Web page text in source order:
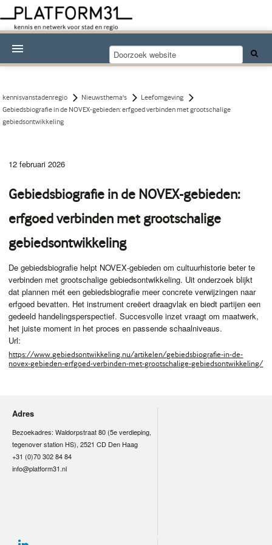
Kennisdossiers
Over Platform31
kennisvanstadenregio Nieuwsthema's
Leefomgeving
Gebiedsbiografie in de NOVEX-gebieden: erfgoed verbinden met grootschalige
gebiedsontwikkeling
12 februari 2026
Gebiedsbiografie in de NOVEX-gebieden:
erfgoed verbinden met grootschalige
gebiedsontwikkeling
De gebiedsbiografie helpt NOVEX‑gebieden om cultuurhistorie beter te
verbinden met grootschalige gebiedsontwikkeling. Uit onderzoek blijkt
dat plannen mét een gebiedsbiografie meer concrete verwijzingen naar
erfgoed bevatten. Het instrument creëert draagvlak en biedt partijen een
gedeeld handelingsperspectief. Succesvolle inzet vraagt om maatwerk,
het juiste moment in het proces en passende schaalniveaus.
Url:
https://www.gebiedsontwikkeling.nu/artikelen/gebiedsbiografie-in-de-
novex-gebieden-erfgoed-verbinden-met-grootschalige-gebiedsontwikkeling/
Adres
Bezoekadres: Waldorpstraat 80 (5e verdieping,
tegenover station HS), 2521 CD Den Haag
+31 (0)70 302 84 84
info@platform31.nl